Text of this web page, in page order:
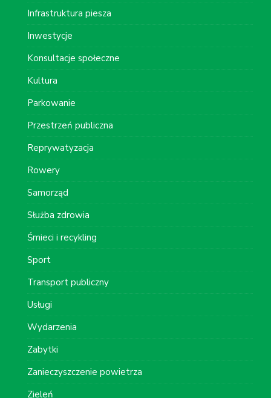
Infrastruktura piesza
Inwestycje
Konsultacje społeczne
Kultura
Parkowanie
Przestrzeń publiczna
Reprywatyzacja
Rowery
Samorząd
Służba zdrowia
Śmieci i recykling
Sport
Transport publiczny
Usługi
Wydarzenia
Zabytki
Zanieczyszczenie powietrza
Zieleń